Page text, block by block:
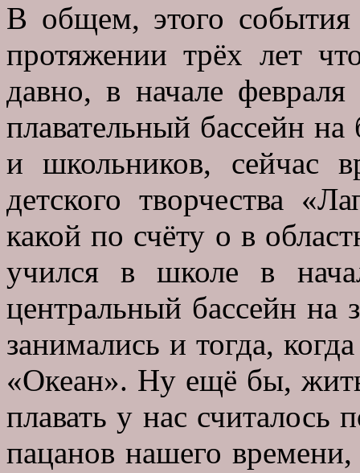
В общем, этого
протяжении трёх лет
давно, в начале
плавательный бассейн
и школьников, сейчас
детского творчества
какой по счёту о в
учился в школе в
центральный бассейн на
занимались и тогда,
«Океан». Ну ещё бы,
плавать у нас считалось
пацанов нашего